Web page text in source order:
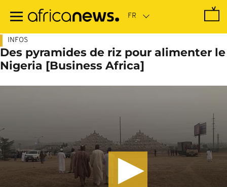
contenu
INFOS
Des pyramides de riz pour alimenter le
Nigeria [Business Africa]